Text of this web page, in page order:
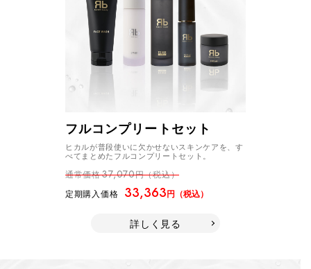
フルコンプリートセット
ヒカルが普段使いに欠かせないスキンケアを、す
べてまとめたフルコンプリートセット。
通常価格37,070円（税込）
定期購入価格 33,363円（税込）
詳しく見る